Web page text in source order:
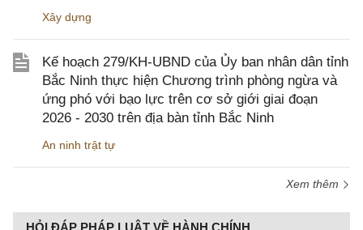
Xây dựng
Kế hoạch 279/KH-UBND của Ủy ban nhân dân tỉnh
Bắc Ninh thực hiện Chương trình phòng ngừa và
ứng phó với bạo lực trên cơ sở giới giai đoạn
2026 - 2030 trên địa bàn tỉnh Bắc Ninh
An ninh trật tự
Xem thêm
HỎI ĐÁP PHÁP LUẬT VỀ HÀNH CHÍNH